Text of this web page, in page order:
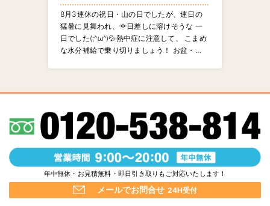
8月3連休の祝日・山の日でしたが、連日の
猛暑に見舞われ、🌞日差しに溶けそうな 一
日でした(;^ω^)💦熱中症に注意して、 こまめ
な水分補給で乗り切りましょう！ お盆・…
年中無休・お見積無料・即日引き取りもご対応いたします！
メールでお問合せ 24H受付